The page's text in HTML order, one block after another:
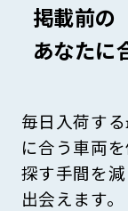
掲載前の
あなたに
毎日入荷す
に合う車両
探す手間を
出会えます。